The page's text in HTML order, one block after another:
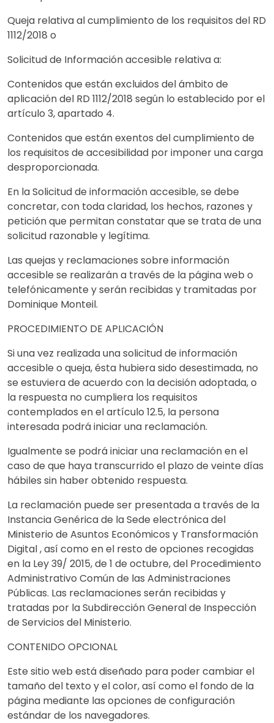
Queja relativa al cumplimiento de los requisitos del RD
1112/2018 o
Solicitud de Información accesible relativa a:
Contenidos que están excluidos del ámbito de
aplicación del RD 1112/2018 según lo establecido por el
artículo 3, apartado 4.
Contenidos que están exentos del cumplimiento de
los requisitos de accesibilidad por imponer una carga
desproporcionada.
En la Solicitud de información accesible, se debe
concretar, con toda claridad, los hechos, razones y
petición que permitan constatar que se trata de una
solicitud razonable y legítima.
Las quejas y reclamaciones sobre información
accesible se realizarán a través de la página web o
telefónicamente y serán recibidas y tramitadas por
Dominique Monteil.
PROCEDIMIENTO DE APLICACIÓN
Si una vez realizada una solicitud de información
accesible o queja, ésta hubiera sido desestimada, no
se estuviera de acuerdo con la decisión adoptada, o
la respuesta no cumpliera los requisitos
contemplados en el artículo 12.5, la persona
interesada podrá iniciar una reclamación.
Igualmente se podrá iniciar una reclamación en el
caso de que haya transcurrido el plazo de veinte días
hábiles sin haber obtenido respuesta.
La reclamación puede ser presentada a través de la
Instancia Genérica de la Sede electrónica del
Ministerio de Asuntos Económicos y Transformación
Digital , así como en el resto de opciones recogidas
en la Ley 39/ 2015, de 1 de octubre, del Procedimiento
Administrativo Común de las Administraciones
Públicas. Las reclamaciones serán recibidas y
tratadas por la Subdirección General de Inspección
de Servicios del Ministerio.
CONTENIDO OPCIONAL
Este sitio web está diseñado para poder cambiar el
tamaño del texto y el color, así como el fondo de la
página mediante las opciones de configuración
estándar de los navegadores.